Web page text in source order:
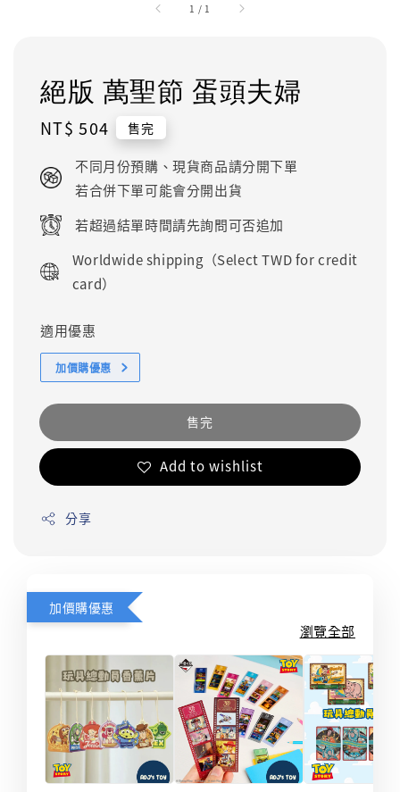
1 / 1
絕版 萬聖節 蛋頭夫婦
Regular
NT$ 504 售完
不同月份預購、現貨商品請分開下單
若合併下單可能會分開出貨
若超過結單時間請先詢問可否追加
Worldwide shipping（Select TWD for credit
card）
適用優惠
加價購優惠
售完
Add to wishlist
分享
加價購優惠
瀏覽全部